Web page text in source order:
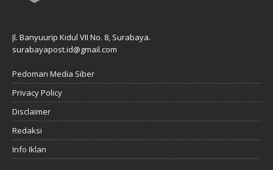
Jl. Banyuurip Kidul VII No. 8, Surabaya.
surabayapost.id@gmail.com
Pedoman Media Siber
Privacy Policy
Disclaimer
Redaksi
Info Iklan